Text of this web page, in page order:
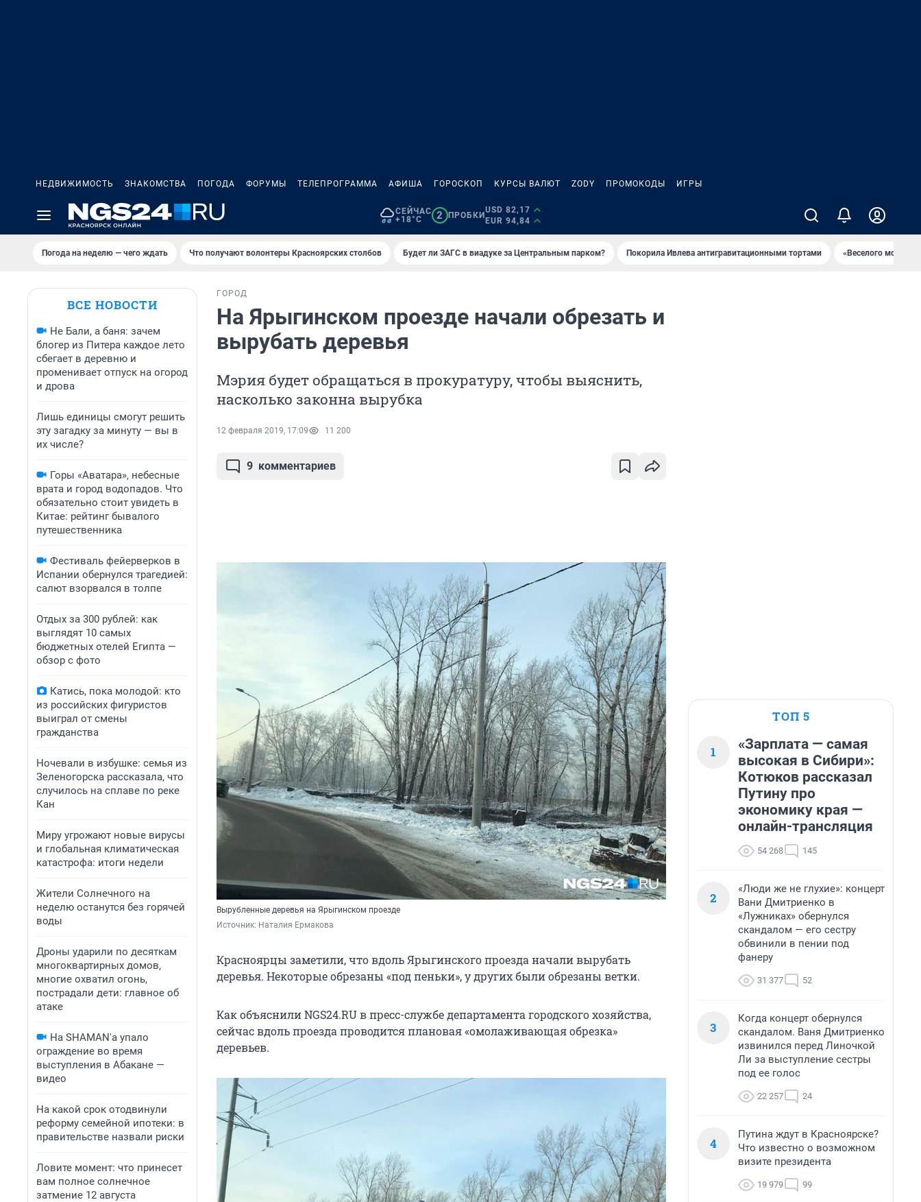
НЕДВИЖИМОСТЬ ЗНАКОМСТВА ПОГОДА ФОРУМЫ ТЕЛЕПРОГРАММА АФИША ГОРОСКОП КУРСЫ ВАЛЮТ ZODY ПРОМОКОДЫ ИГРЫ
СЕЙЧАС
+18°C
2 ПРОБКИ
USD 82,17
EUR 94,84
Погода на неделю — чего ждать Что получают волонтеры Красноярских столбов Будет ли ЗАГС в виадуке за Центральным парком? Покорила Ивлева антигравитационными тортами «Веселого
ВСЕ НОВОСТИ
Не Бали, а баня: зачем
блогер из Питера каждое лето
сбегает в деревню и
променивает отпуск на огород
и дрова
Лишь единицы смогут решить
эту загадку за минуту — вы в
их числе?
Горы «Аватара», небесные
врата и город водопадов. Что
обязательно стоит увидеть в
Китае: рейтинг бывалого
путешественника
Фестиваль фейерверков в
Испании обернулся трагедией:
салют взорвался в толпе
Отдых за 300 рублей: как
выглядят 10 самых
бюджетных отелей Египта —
обзор с фото
Катись, пока молодой: кто
из российских фигуристов
выиграл от смены
гражданства
Ночевали в избушке: семья из
Зеленогорска рассказала, что
случилось на сплаве по реке
Кан
Миру угрожают новые вирусы
и глобальная климатическая
катастрофа: итоги недели
Жители Солнечного на
неделю останутся без горячей
воды
Дроны ударили по десяткам
многоквартирных домов,
многие охватил огонь,
пострадали дети: главное об
атаке
На SHAMAN'а упало
ограждение во время
выступления в Абакане —
видео
На какой срок отодвинули
реформу семейной ипотеки: в
правительстве назвали риски
Ловите момент: что принесет
вам полное солнечное
затмение 12 августа
ГОРОД
На Ярыгинском проезде начали обрезать и
вырубать деревья
Мэрия будет обращаться в прокуратуру, чтобы выяснить,
насколько законна вырубка
12 февраля 2019, 17:09 11 200
9 комментариев
Вырубленные деревья на Ярыгинском проезде
Источник: Наталия Ермакова
Красноярцы заметили, что вдоль Ярыгинского проезда начали вырубать
деревья. Некоторые обрезаны «под пеньки», у других были обрезаны ветки.
Как объяснили NGS24.RU в пресс-службе департамента городского хозяйства,
сейчас вдоль проезда проводится плановая «омолаживающая обрезка»
деревьев.
ТОП 5
1
«Зарплата — самая
высокая в Сибири»:
Котюков рассказал
Путину про
экономику края —
онлайн-трансляция
54 268 145
2
«Люди же не глухие»: концерт
Вани Дмитриенко в
«Лужниках» обернулся
скандалом — его сестру
обвинили в пении под
фанеру
31 377 52
3
Когда концерт обернулся
скандалом. Ваня Дмитриенко
извинился перед Линочкой
Ли за выступление сестры
под ее голос
22 257 24
4
Путина ждут в Красноярске?
Что известно о возможном
визите президента
19 979 99